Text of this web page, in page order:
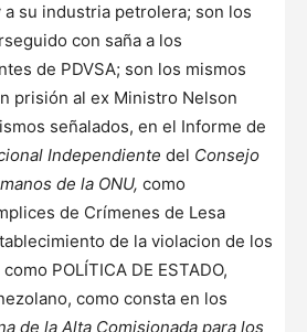
su industria petrolera; son los
con saña a los
de PDVSA; son los mismos
prisión al ex Ministro Nelson
señalados, en el Informe de
Independiente del Consejo
de la ONU, como
de Crímenes de Lesa
de la violacion de los
POLÍTICA DE ESTADO,
como consta en los
de la Alta Comisionada para los